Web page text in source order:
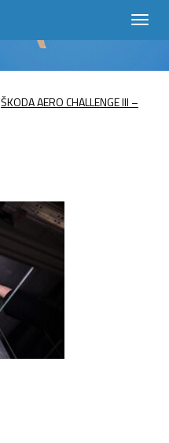
ŠKODA AERO CHALLENGE III –